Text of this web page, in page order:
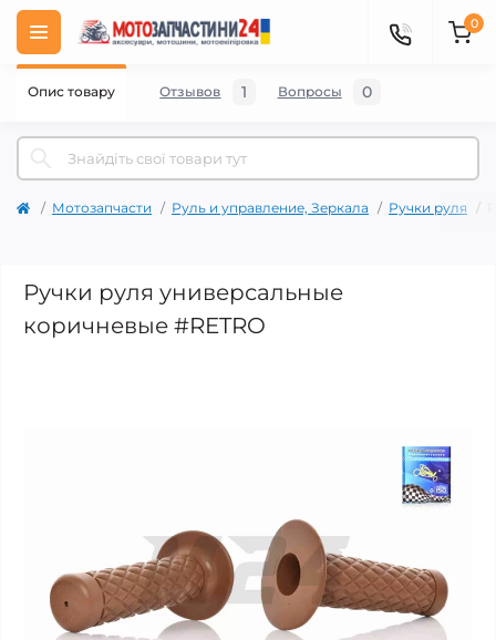
0
Мотозапчасти Руль и управление, Зеркала Ручки руля
Ручки руля универсальные
коричневые #RETRO
Опис товару Отзывов 1 Вопросы 0